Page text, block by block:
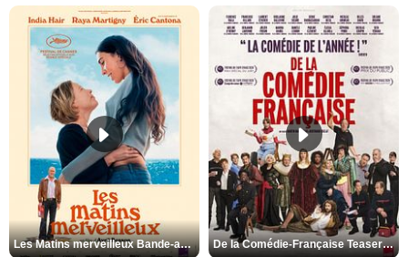
Les Matins merveilleux Bande-annonce VF De la Comédie-Française Teaser VF